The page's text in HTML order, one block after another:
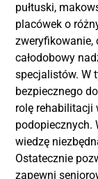
pułtuski,
placówek o
zweryfikowanie,
całodobowy
specjalistów. W
bezpiecznego
rolę rehabilitacji
podopiecznych.
wiedzę
Ostatecznie
zapewni